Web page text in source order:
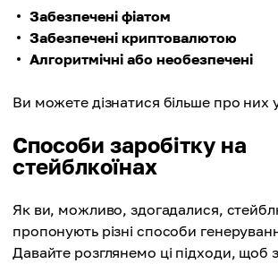
Забезпечені фіатом
Забезпечені криптовалютою
Алгоритмічні або необезпечені
Ви можете дізнатися більше про них
Способи заробітку на
стейблкоїнах
Як ви, можливо, здогадалися,
пропонують різні способи
Давайте розглянемо ці підходи, щоб